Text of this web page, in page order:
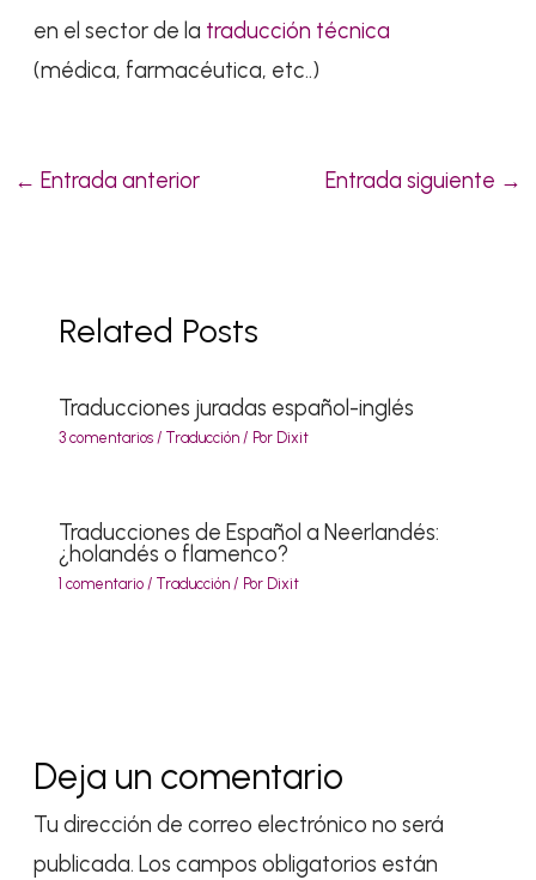
en el sector de la traducción técnica
(médica, farmacéutica, etc..)
← Entrada anterior Entrada siguiente →
Related Posts
Traducciones juradas español-inglés
3 comentarios / Traducción/ Por Dixit
Traducciones de Español a Neerlandés:
¿holandés o flamenco?
1 comentario / Traducción/ Por Dixit
Deja un comentario
Tu dirección de correo electrónico no será
publicada. Los campos obligatorios están